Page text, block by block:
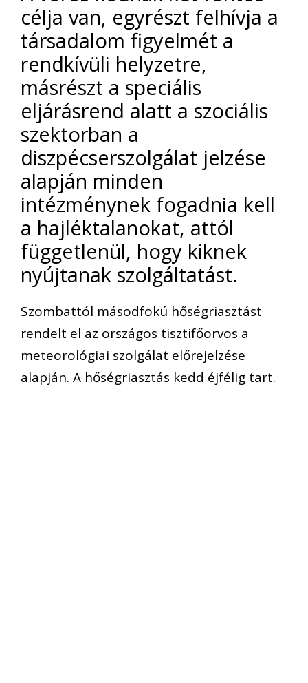
célja van, egyrészt felhívja a
társadalom figyelmét a
rendkívüli helyzetre,
másrészt a speciális
eljárásrend alatt a szociális
szektorban a
diszpécserszolgálat jelzése
alapján minden
intézménynek fogadnia kell
a hajléktalanokat, attól
függetlenül, hogy kiknek
nyújtanak szolgáltatást.
Szombattól másodfokú hőségriasztást
rendelt el az országos tisztifőorvos a
meteorológiai szolgálat előrejelzése
alapján. A hőségriasztás kedd éjfélig tart.